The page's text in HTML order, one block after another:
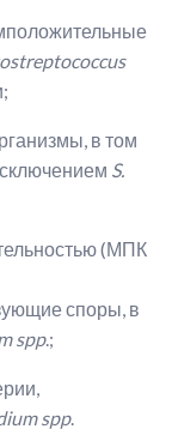
в том
S.
(МПК
споры, в
spp.;
spp.